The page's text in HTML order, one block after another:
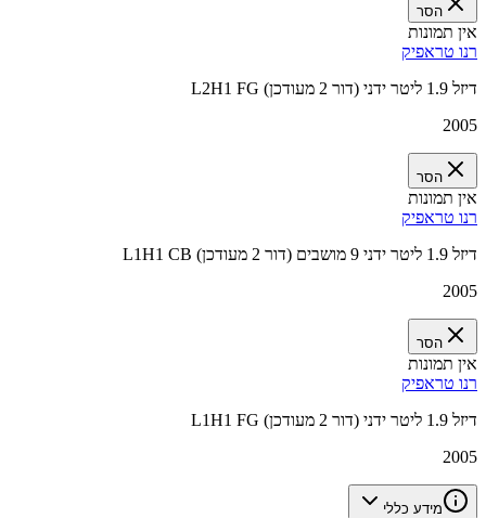
הסר
אין תמונות
רנו טראפיק
L2H1 FG דיזל 1.9 ליטר ידני (דור 2 מעודכן)
2005
הסר
אין תמונות
רנו טראפיק
L1H1 CB דיזל 1.9 ליטר ידני 9 מושבים (דור 2 מעודכן)
2005
הסר
אין תמונות
רנו טראפיק
L1H1 FG דיזל 1.9 ליטר ידני (דור 2 מעודכן)
2005
מידע כללי